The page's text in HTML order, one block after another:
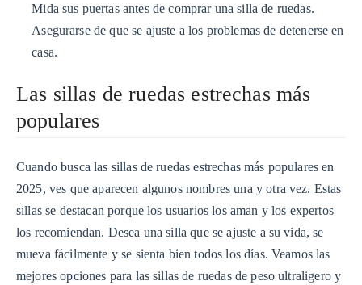
Mida sus puertas antes de comprar una silla de ruedas.
Asegurarse de que se ajuste a los problemas de detenerse en
casa.
Las sillas de ruedas estrechas más
populares
Cuando busca las sillas de ruedas estrechas más populares en
2025, ves que aparecen algunos nombres una y otra vez. Estas
sillas se destacan porque los usuarios los aman y los expertos
los recomiendan. Desea una silla que se ajuste a su vida, se
mueva fácilmente y se sienta bien todos los días. Veamos las
mejores opciones para las sillas de ruedas de peso ultraligero y